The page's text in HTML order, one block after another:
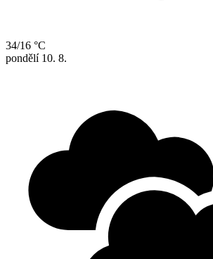
34/16 °C
pondělí 10. 8.